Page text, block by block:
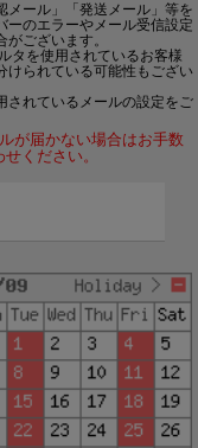
メール」「発送メール」等を
ーのエラーやメール受信設定
ございます。
タを使用されているお客様
けられている可能性もござい
されているメールの設定をご
が届かない場合はお手数
ください。